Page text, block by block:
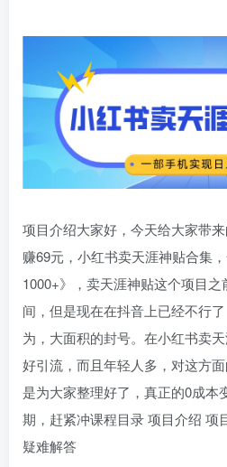
项目介绍大家好，今天给大家带
赚69元，小红书卖天涯神贴合集
1000+》，卖天涯神贴这个项目
间，但是现在在抖音上已经不行
为，大面积的封号。在小红书卖
好引流，而且年轻人多，对这方
是为大家整理好了，真正的0成本
期，赶紧冲课程目录 项目介绍 项
疑难解答